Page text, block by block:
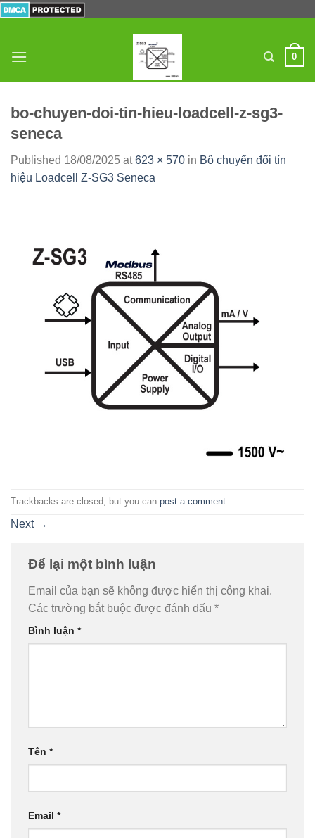
0
bo-chuyen-doi-tin-hieu-loadcell-z-sg3-
seneca
Published 18/08/2025 at623 × 570 in Bộ chuyển đổi tín
hiệu Loadcell Z-SG3 Seneca
Trackbacks are closed, but you can post a comment
Next →
Để lại một bình luận
Email của bạn sẽ không được hiển thị công khai.
Các trường bắt buộc được đánh dấu *
Bình luận *
Tên *
Email *